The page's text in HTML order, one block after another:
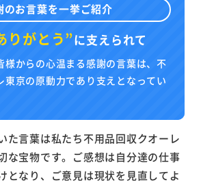
のお言葉を一挙ご紹介
りがとう”に支えられて
様からの心温まる感謝の言葉は、不
東京の原動力であり支えとなってい
た言葉は私たち不用品回収クオーレ
な宝物です。ご感想は自分達の仕事
となり、ご意見は現状を見直してよ